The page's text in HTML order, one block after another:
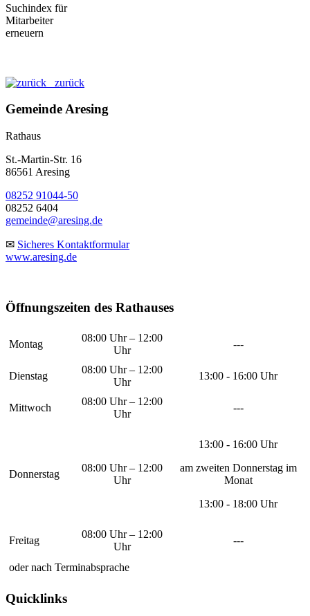
zurück
Gemeinde Aresing
Rathaus
St.-Martin-Str. 16
86561 Aresing
08252 91044-50
08252 6404
gemeinde@aresing.de
✉ Sicheres Kontaktformular
www.aresing.de
Öffnungszeiten des Rathauses
Montag
08:00 Uhr – 12:00
Uhr
---
Dienstag
08:00 Uhr – 12:00
Uhr
13:00 - 16:00 Uhr
Mittwoch
08:00 Uhr – 12:00
Uhr
---
Donnerstag
08:00 Uhr – 12:00
Uhr
13:00 - 16:00 Uhr
am zweiten Donnerstag im
Monat
13:00 - 18:00 Uhr
Freitag
08:00 Uhr – 12:00
Uhr
---
oder nach Terminabsprache
Quicklinks